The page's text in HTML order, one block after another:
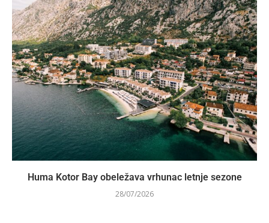
Huma Kotor Bay obeležava vrhunac letnje sezone
28/07/2026